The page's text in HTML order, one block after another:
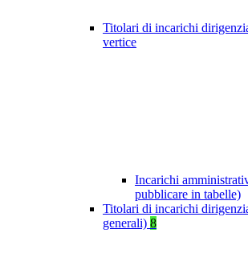
Titolari di incarichi
vertice
Incarichi
pubblicare in tabelle)
Titolari di incarichi
generali) 8